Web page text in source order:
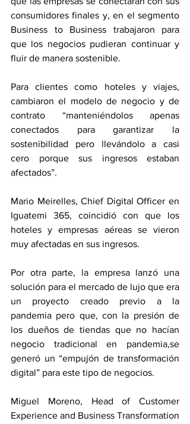
consumidores finales y, en el segmento
Business to Business trabajaron para
que los negocios pudieran continuar y
fluir de manera sostenible.
Para clientes como hoteles y viajes,
cambiaron el modelo de negocio y de
contrato “manteniéndolos apenas
conectados para garantizar la
sostenibilidad pero llevándolo a casi
cero porque sus ingresos estaban
afectados”.
Mario Meirelles, Chief Digital Officer en
Iguatemi 365, coincidió con que los
hoteles y empresas aéreas se vieron
muy afectadas en sus ingresos.
Por otra parte, la empresa lanzó una
solución para el mercado de lujo que era
un proyecto creado previo a la
pandemia pero que, con la presión de
los dueños de tiendas que no hacían
negocio tradicional en pandemia,se
generó un “empujón de transformación
digital” para este tipo de negocios.
Miguel Moreno, Head of Customer
Experience and Business Transformation